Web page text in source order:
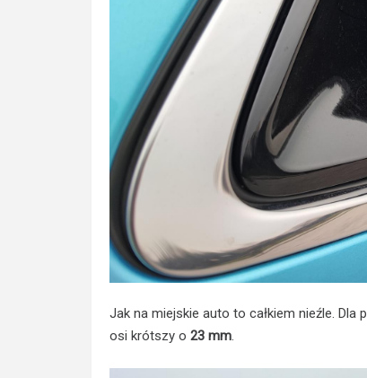
Jak na miejskie auto to całkiem nieźle. Dla
osi krótszy o 23 mm.